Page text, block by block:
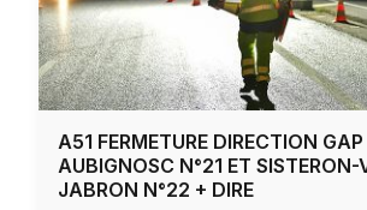
A51 FERMETURE DIRECTION
AUBIGNOSC N°21 ET SISTERON-
JABRON N°22 + DIRE